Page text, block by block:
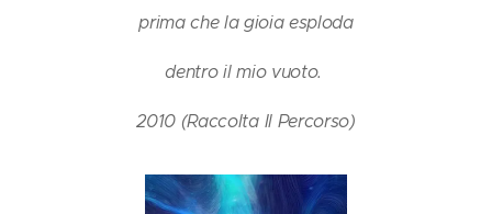
prima che la gioia esploda
dentro il mio vuoto.
2010 (Raccolta Il Percorso)